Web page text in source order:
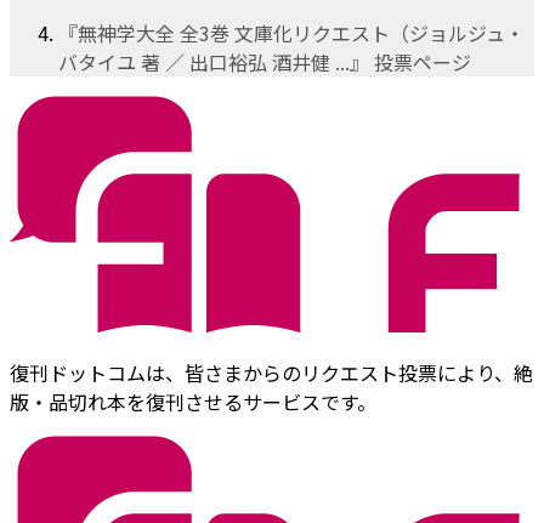
『無神学大全 全3巻 文庫化リクエスト（ジョルジュ・
バタイユ 著 ／ 出口裕弘 酒井健 ...』 投票ページ
復刊ドットコムは、皆さまからのリクエスト投票により、絶
版・品切れ本を復刊させるサービスです。